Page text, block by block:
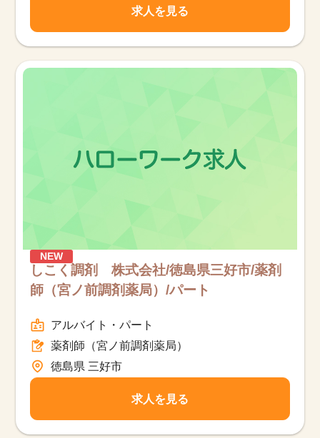
求人を見る
NEW
しこく調剤 株式会社/徳島県三好市/薬剤
師（宮ノ前調剤薬局）/パート
アルバイト・パート
薬剤師（宮ノ前調剤薬局）
徳島県 三好市
求人を見る